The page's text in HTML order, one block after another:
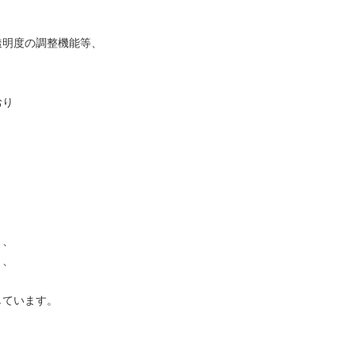
度の調整機能等、
います。